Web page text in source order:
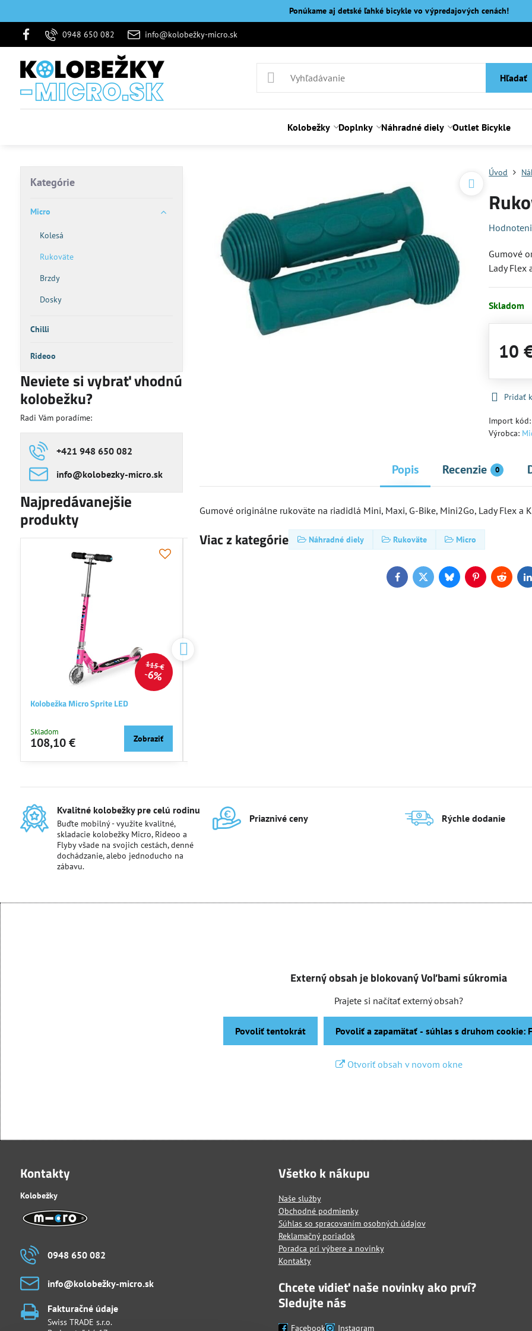
Ponúkame aj detské ľahké bicykle vo výpredajových cenách!
0948 650 082 info@kolobežky-micro.sk
Hľadať
Kolobežky Doplnky Náhradné diely Outlet Bicykle
Úvod
Gumové
Lady Flex
Skladom
10
Pridať
Import kód:
Výrobca:
Popis Recenzie 0
Gumové originálne rukoväte na riadidlá Mini, Maxi, G-Bike, Mini2Go, Lady Flex a
Viac z kategórie Náhradné diely Rukoväte Micro
FacebookTwitterBlueskyPinterestReddit
Kategórie
Micro
Kolesá
Rukoväte
Brzdy
Dosky
Chilli
Rideoo
Neviete si vybrať vhodnú
kolobežku?
Radi Vám poradíme:
+421 948 650 082
info​@kolobezky-micro​.sk
Najpredávanejšie
produkty
115 €
6%
Kolobežka Micro Sprite LED
Skladom
108,10 € Zobraziť
Kvalitné kolobežky pre celú rodinu
Buďte mobilný - využite kvalitné,
skladacie kolobežky Micro, Rideoo a
Flyby všade na svojich cestách, denné
dochádzanie, alebo jednoducho na
zábavu.
Priaznivé ceny Rýchle dodanie
Externý obsah je blokovaný Voľbami súkromia
Prajete si načítať externý obsah?
Povoliť tentokrát Povoliť a zapamätať - súhlas s druhom cookie:
Otvoriť obsah v novom okne
Kontakty
Kolobežky
0948 650 082
info​@kolobežky-micro​.sk
Fakturačné údaje
Swiss TRADE s.r.o.
Všetko k nákupu
Naše služby
Obchodné podmienky
Súhlas so spracovaním osobných údajov
Reklamačný poriadok
Poradca pri výbere a novinky
Kontakty
Chcete vidieť naše novinky ako prví?
Sledujte nás
Facebook Instagram